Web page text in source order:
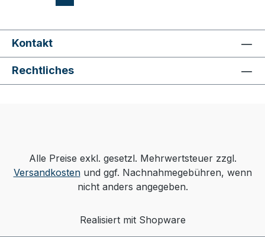
Kontakt
Rechtliches
Alle Preise exkl. gesetzl. Mehrwertsteuer zzgl.
Versandkostenund ggf. Nachnahmegebühren, wenn
nicht anders angegeben.
Realisiert mit Shopware